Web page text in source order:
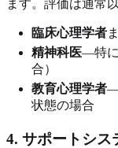
ます。評価は通常
臨床心理学者
精神科医—特に
合）
教育心理学者—
状態の場合
4. サポートシス